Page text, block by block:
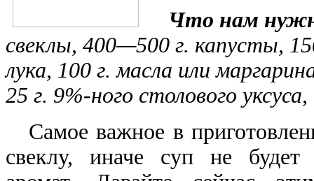
Что нам
свеклы, 400—500 г. капусты,
лука, 100 г. масла или
25 г. 9%-ного столового уксуса,
Самое важное в
свеклу, иначе суп не